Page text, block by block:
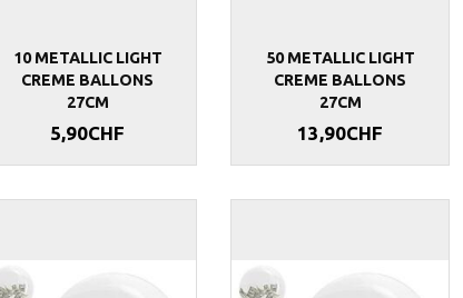
10 METALLIC LIGHT
CREME BALLONS
27CM
5,90CHF
50 METALLIC LIGHT
CREME BALLONS
27CM
13,90CHF